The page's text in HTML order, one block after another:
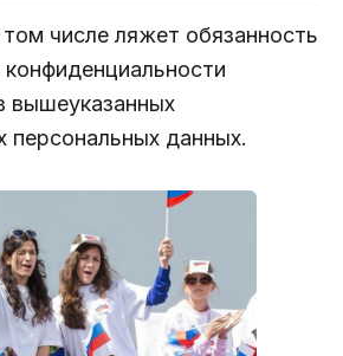
числе ляжет обязанность
вышеуказанных
персональных данных.